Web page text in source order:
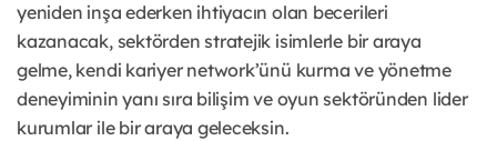
yeniden inşa ederken ihtiyacın olan becerileri
kazanacak, sektörden stratejik isimlerle bir araya
gelme, kendi kariyer network’ünü kurma ve yönetme
deneyiminin yanı sıra bilişim ve oyun sektöründen lider
kurumlar ile bir araya geleceksin.